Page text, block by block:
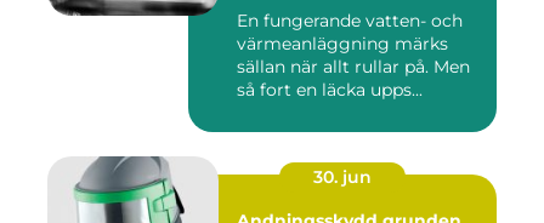
En fungerande vatten- och
värmeanläggning märks
sällan när allt rullar på. Men
så fort en läcka upps...
30. jun